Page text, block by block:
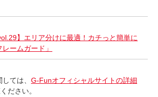
】エリア分けに最適！カチっと簡単に
ームガード」
ては、 G-Funオフィシャルサイトの詳細
ださい。